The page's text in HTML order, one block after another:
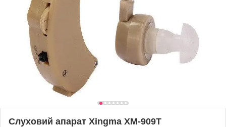
Слуховий апарат Xingma XM-909T